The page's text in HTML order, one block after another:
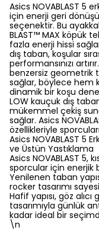
Asics NOVABLAST 5
için enerji geri
seçenektir. Bu
BLAST™ MAX köpük
fazla enerji hissi
dış taban, koşular
performansınızı
benzersiz geometrik
sağlar, böylece hem
dinamik bir koşu
LOW kauçuk dış
mükemmel çekiş
sağlar. Asics
özellikleriyle
Asics NOVABLAST 5
ve Üstün Yastıklama
Asics NOVABLAST
sporcular için enerjik
Yenilenen taban
rocker tasarımı
Hafif yapısı, göz
tasarımıyla günlük
kadar ideal bir
\n